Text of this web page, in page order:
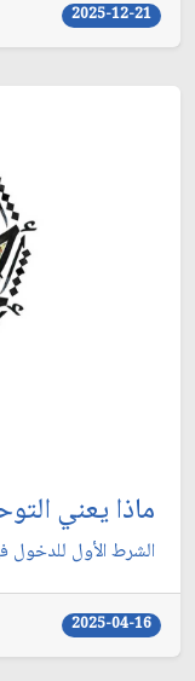
2025-12-21
ماذا يعني
الشرط الأول للدخول
2025-04-16